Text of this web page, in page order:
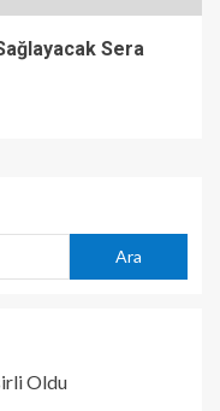
Sera
Ara
Oldu